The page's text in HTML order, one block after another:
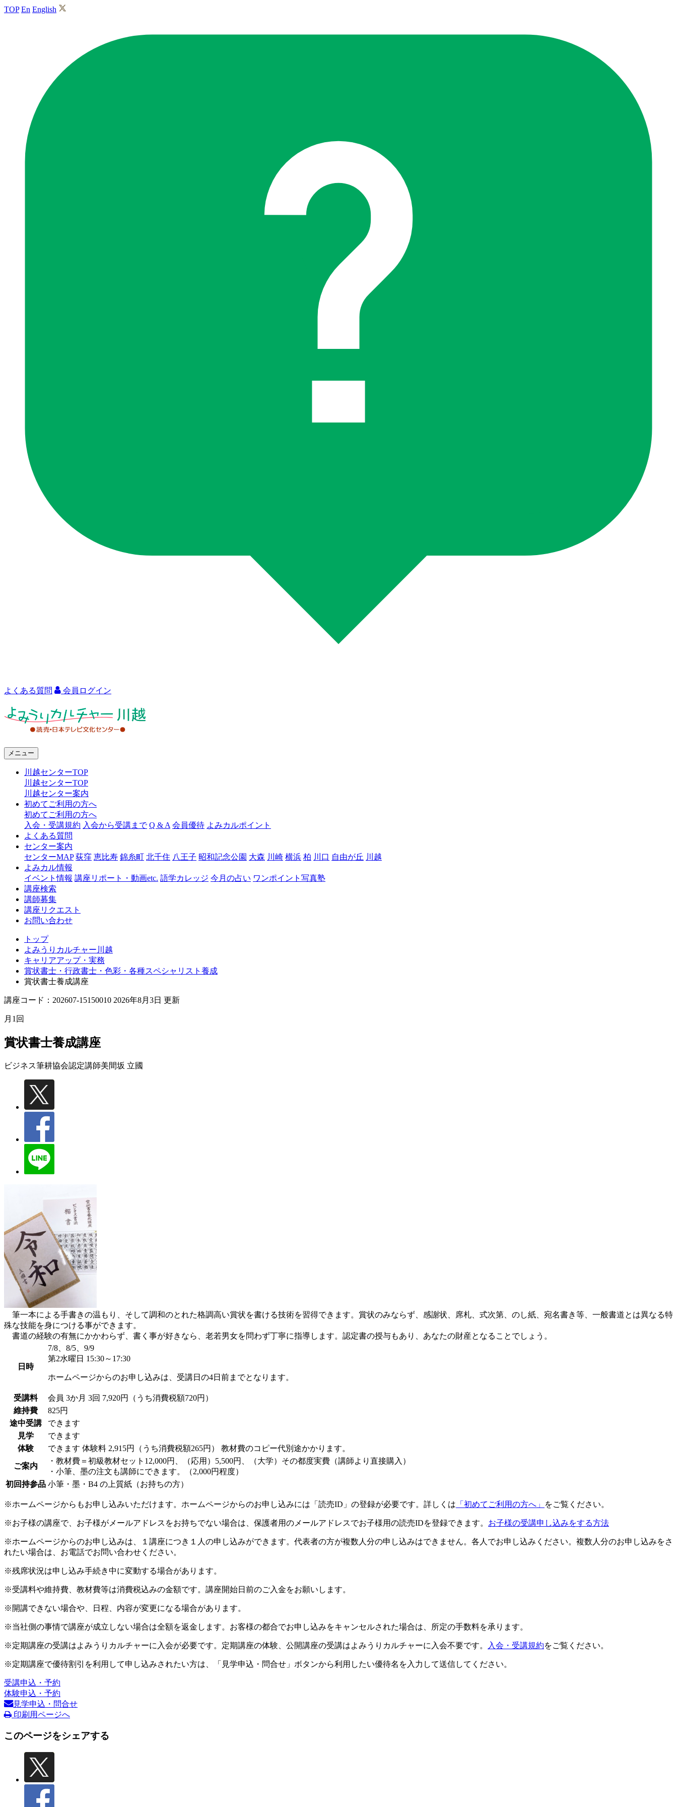
TOP En English
よくある質問 会員ログイン
ャ
川
越
メニュー
川越センターTOP
川越センターTOP
川越センター案内
初めてご利用の方へ
初めてご利用の方へ
入会・受講規約 入会から受講まで Q & A 会員優待 よみカルポイント
よくある質問
センター案内
センターMAP 荻窪 恵比寿 錦糸町 北千住 八王子 昭和記念公園 大森 川崎 横浜 柏 川口 自由が丘 川越
よみカル情報
イベント情報 講座リポート・動画etc. 語学カレッジ 今月の占い ワンポイント写真塾
講座検索
講師募集
講座リクエスト
お問い合わせ
トップ
よみうりカルチャー川越
キャリアアップ・実務
賞状書士・行政書士・色彩・各種スペシャリスト養成
賞状書士養成講座
講座コード：202607-15150010 2026年8月3日 更新
月1回
賞状書士養成講座
ビジネス筆耕協会認定講師美間坂 立國
筆一本による手書きの温もり、そして調和のとれた格調高い賞状を書ける技術を習得できます。賞状のみならず、感謝状、席札、式次第、のし紙、宛名書き等、一般書道とは異なる特
殊な技能を身につける事ができます。
書道の経験の有無にかかわらず、書く事が好きなら、老若男女を問わず丁寧に指導します。認定書の授与もあり、あなたの財産となることでしょう。
日時
7/8、8/5、9/9
第2水曜日 15:30～17:30
ホームページからのお申し込みは、受講日の4日前までとなります。
受講料 会員 3か月 3回 7,920円（うち消費税額720円）
維持費
825円
途中受講
できます
見学
できます
体験
できます 体験料 2,915円（うち消費税額265円） 教材費のコピー代別途かかります。
ご案内
・教材費＝初級教材セット12,000円、（応用）5,500円、（大学）その都度実費（講師より直接購入）
・小筆、墨の注文も講師にできます。（2,000円程度）
初回持参品 小筆・墨・B4 の上質紙（お持ちの方）
※ホームページからもお申し込みいただけます。ホームページからのお申し込みには「読売ID」の登録が必要です。詳しくは 「初めてご利用の方へ」 をご覧ください。
※お子様の講座で、お子様がメールアドレスをお持ちでない場合は、保護者用のメールアドレスでお子様用の読売IDを登録できます。 お子様の受講申し込みをする方法
※ホームページからのお申し込みは、１講座につき１人の申し込みができます。代表者の方が複数人分の申し込みはできません。各人でお申し込みください。複数人分のお申し込みをさ
れたい場合は、お電話でお問い合わせください。
※残席状況は申し込み手続き中に変動する場合があります。
※受講料や維持費、教材費等は消費税込みの金額です。講座開始日前のご入金をお願いします。
※開講できない場合や、日程、内容が変更になる場合があります。
※当社側の事情で講座が成立しない場合は全額を返金します。お客様の都合でお申し込みをキャンセルされた場合は、所定の手数料を承ります。
※定期講座の受講はよみうりカルチャーに入会が必要です。定期講座の体験、公開講座の受講はよみうりカルチャーに入会不要です。 入会・受講規約をご覧ください。
※定期講座で優待割引を利用して申し込みされたい方は、「見学申込・問合せ」ボタンから利用したい優待名を入力して送信してください。
受講申込・予約
体験申込・予約
見学申込・問合せ
印刷用ページへ
このページをシェアする